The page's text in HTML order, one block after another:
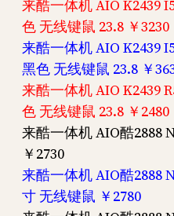
来酷一体机 AIO K2439
色 无线键鼠 23.8 ￥3230
来酷一体机 AIO K2439
黑色 无线键鼠 23.8 ￥
来酷一体机 AIO K2439
色 无线键鼠 23.8 ￥2480
来酷一体机 AIO酷2888
￥2730
来酷一体机 AIO酷2888
寸 无线键鼠 ￥2780